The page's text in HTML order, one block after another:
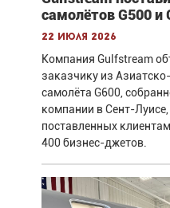
самолётов G500 и
22 июля 2026
Компания Gulfstream
заказчику из
самолёта G600,
компании в Сент-
поставленных
400 бизнес-джетов.